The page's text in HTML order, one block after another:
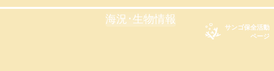
海況･生物情報
サンゴ保全活動​
ページ